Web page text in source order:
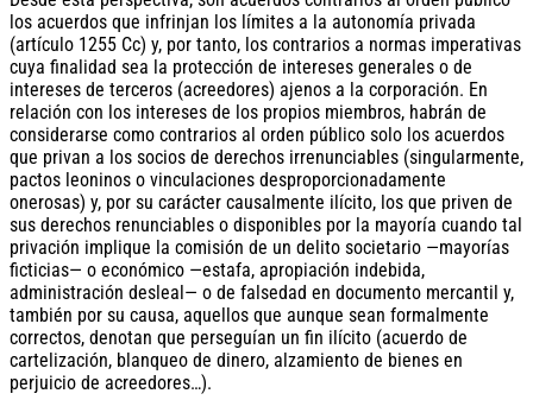
los acuerdos que infrinjan los límites a la autonomía privada
(artículo 1255 Cc) y, por tanto, los contrarios a normas imperativas
cuya finalidad sea la protección de intereses generales o de
intereses de terceros (acreedores) ajenos a la corporación. En
relación con los intereses de los propios miembros, habrán de
considerarse como contrarios al orden público solo los acuerdos
que privan a los socios de derechos irrenunciables (singularmente,
pactos leoninos o vinculaciones desproporcionadamente
onerosas) y, por su carácter causalmente ilícito, los que priven de
sus derechos renunciables o disponibles por la mayoría cuando tal
privación implique la comisión de un delito societario —mayorías
ficticias— o económico —estafa, apropiación indebida,
administración desleal— o de falsedad en documento mercantil y,
también por su causa, aquellos que aunque sean formalmente
correctos, denotan que perseguían un fin ilícito (acuerdo de
cartelización, blanqueo de dinero, alzamiento de bienes en
perjuicio de acreedores…).